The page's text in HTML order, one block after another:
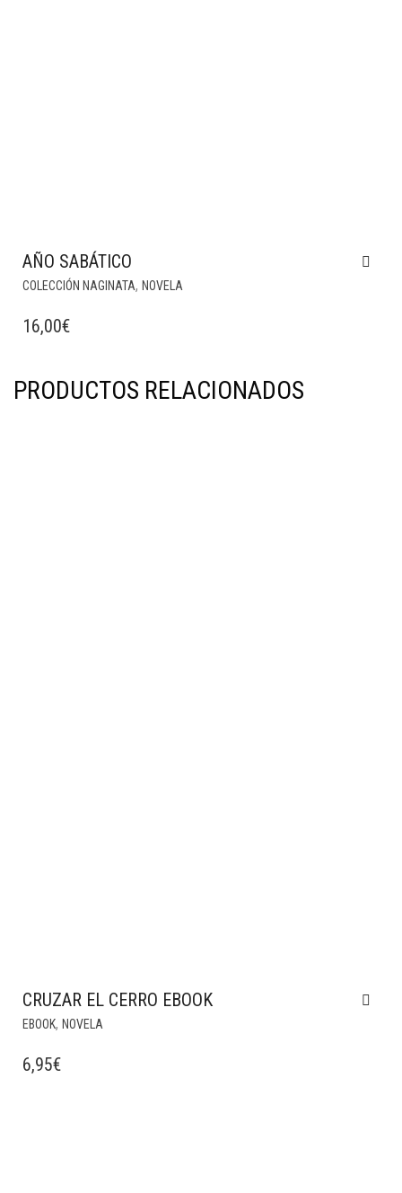
AÑO SABÁTICO
COLECCIÓN NAGINATA, NOVELA
16,00€
PRODUCTOS RELACIONADOS
CRUZAR EL CERRO EBOOK
EBOOK, NOVELA
6,95€